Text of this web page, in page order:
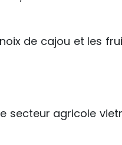
de cajou et les
secteur agricole